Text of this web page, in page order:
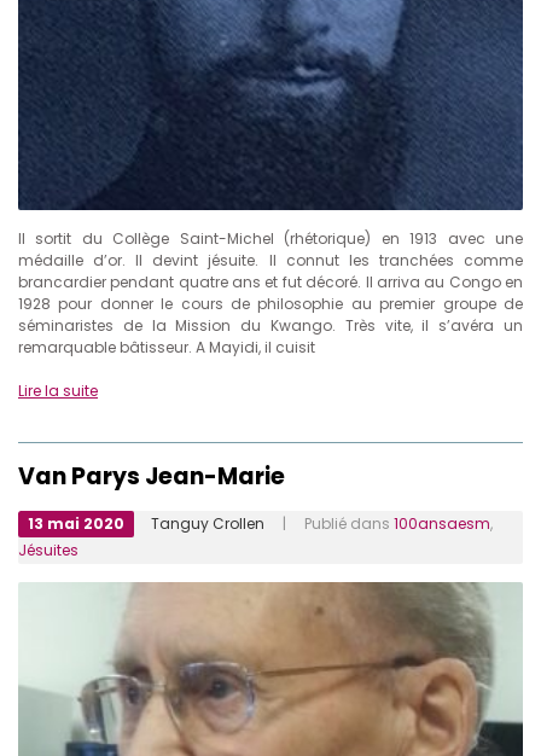
Il sortit du Collège Saint-Michel (rhétorique) en 1913 avec une
médaille d’or. Il devint jésuite. Il connut les tranchées comme
brancardier pendant quatre ans et fut décoré. Il arriva au Congo en
1928 pour donner le cours de philosophie au premier groupe de
séminaristes de la Mission du Kwango. Très vite, il s’avéra un
remarquable bâtisseur. A Mayidi, il cuisit
Lire la suite
Van Parys Jean-Marie
13 mai 2020 Tanguy Crollen | Publié dans 100ansaesm,
Jésuites